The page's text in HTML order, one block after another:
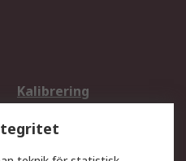
Kalibrering
Teknisk Support